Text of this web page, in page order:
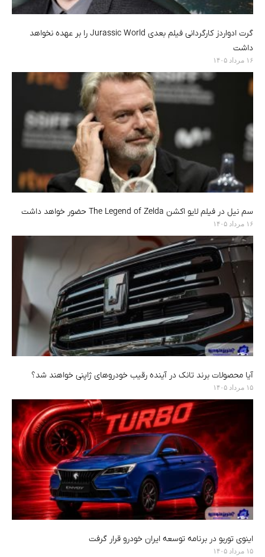
گرت ادواردز کارگردانی فیلم بعدی Jurassic World را بر عهده نخواهد
داشت
۱۶ مرداد ۱۴۰۵
سم نیل در فیلم لایو اکشن The Legend of Zelda حضور خواهد داشت
۱۶ مرداد ۱۴۰۵
آیا محصولات برند تانک در آینده رقیب خودروهای ژاپنی خواهند شد؟
۱۵ مرداد ۱۴۰۵
اینوی توربو در برنامه توسعه ایران خودرو قرار گرفت
۱۵ مرداد ۱۴۰۵